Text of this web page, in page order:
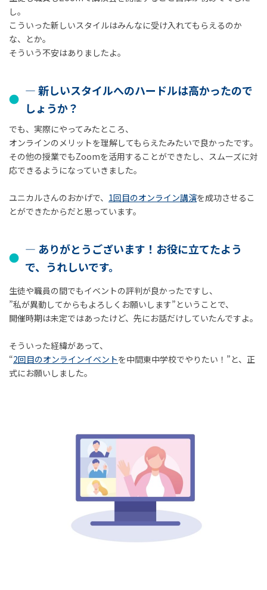
し。
こういった新しいスタイルはみんなに受け入れてもらえるのか
な、とか。
そういう不安はありましたよ。
― 新しいスタイルへのハードルは高かったので
しょうか？
でも、実際にやってみたところ、
オンラインのメリットを理解してもらえたみたいで良かったです。
その他の授業でもZoomを活用することができたし、スムーズに対
応できるようになっていきました。
ユニカルさんのおかげで、 1回目のオンライン講演を成功させるこ
とができたからだと思っています。
― ありがとうございます！お役に立てたよう
で、うれしいです。
生徒や職員の間でもイベントの評判が良かったですし、
”私が異動してからもよろしくお願いします”ということで、
開催時期は未定ではあったけど、先にお話だけしていたんですよ。
そういった経緯があって、
“2回目のオンラインイベントを中間東中学校でやりたい！”と、正
式にお願いしました。